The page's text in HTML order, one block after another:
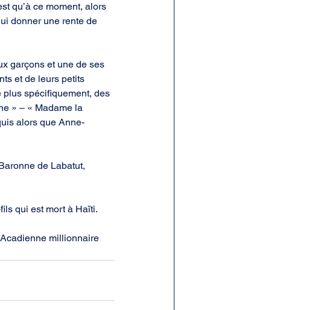
qu’à ce moment, alors
donner une rente de
garçons et une de ses
et de leurs petits
plus spécifiquement, des
» – « Madame la
alors que Anne-
de Labatut,
qui est mort à Haïti.
millionnaire